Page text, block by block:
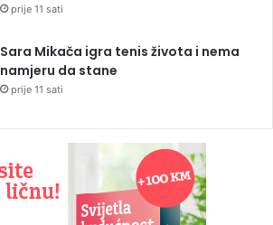
prije 11 sati
Sara Mikača igra tenis života i nema
namjeru da stane
prije 11 sati